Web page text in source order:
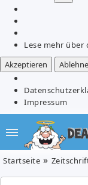
Lese mehr über
Akzeptieren
Impressum
Startseite